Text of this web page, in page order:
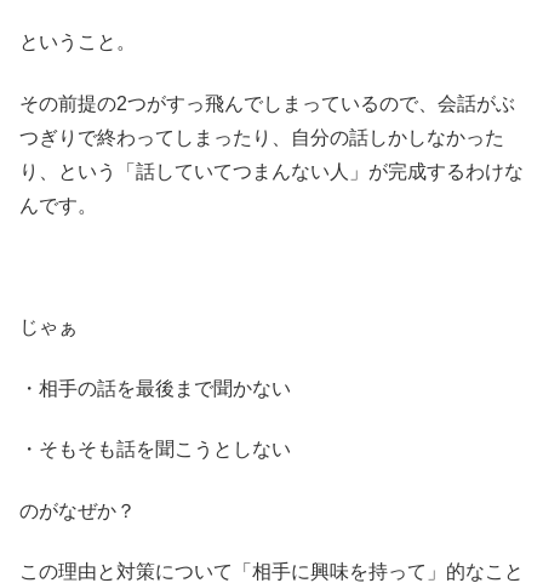
ということ。
その前提の2つがすっ飛んでしまっているので、会話がぶ
つぎりで終わってしまったり、自分の話しかしなかった
り、という「話していてつまんない人」が完成するわけな
んです。
じゃぁ
・相手の話を最後まで聞かない
・そもそも話を聞こうとしない
のがなぜか？
この理由と対策について「相手に興味を持って」的なこと